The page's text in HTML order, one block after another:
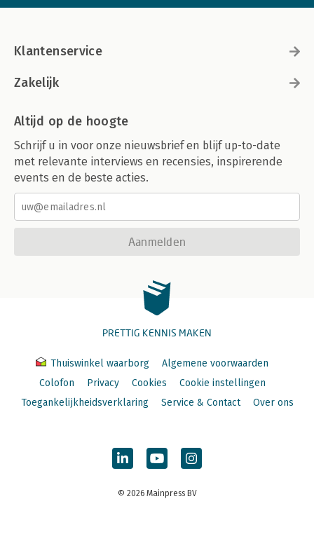
Klantenservice
Zakelijk
Altijd op de hoogte
Schrijf u in voor onze nieuwsbrief en blijf up-to-date
met relevante interviews en recensies, inspirerende
events en de beste acties.
Aanmelden
PRETTIG KENNIS MAKEN
Thuiswinkel waarborg
Algemene voorwaarden
Colofon
Privacy Cookies
Cookie instellingen
Toegankelijkheidsverklaring
Service & Contact Over ons
© 2026 Mainpress BV